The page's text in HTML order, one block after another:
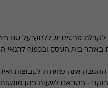
לקבלת פרטים יש ללחוץ על שם
ההטבה אינה מיועדת לקבוצות
-בהתאם לשעות בהן